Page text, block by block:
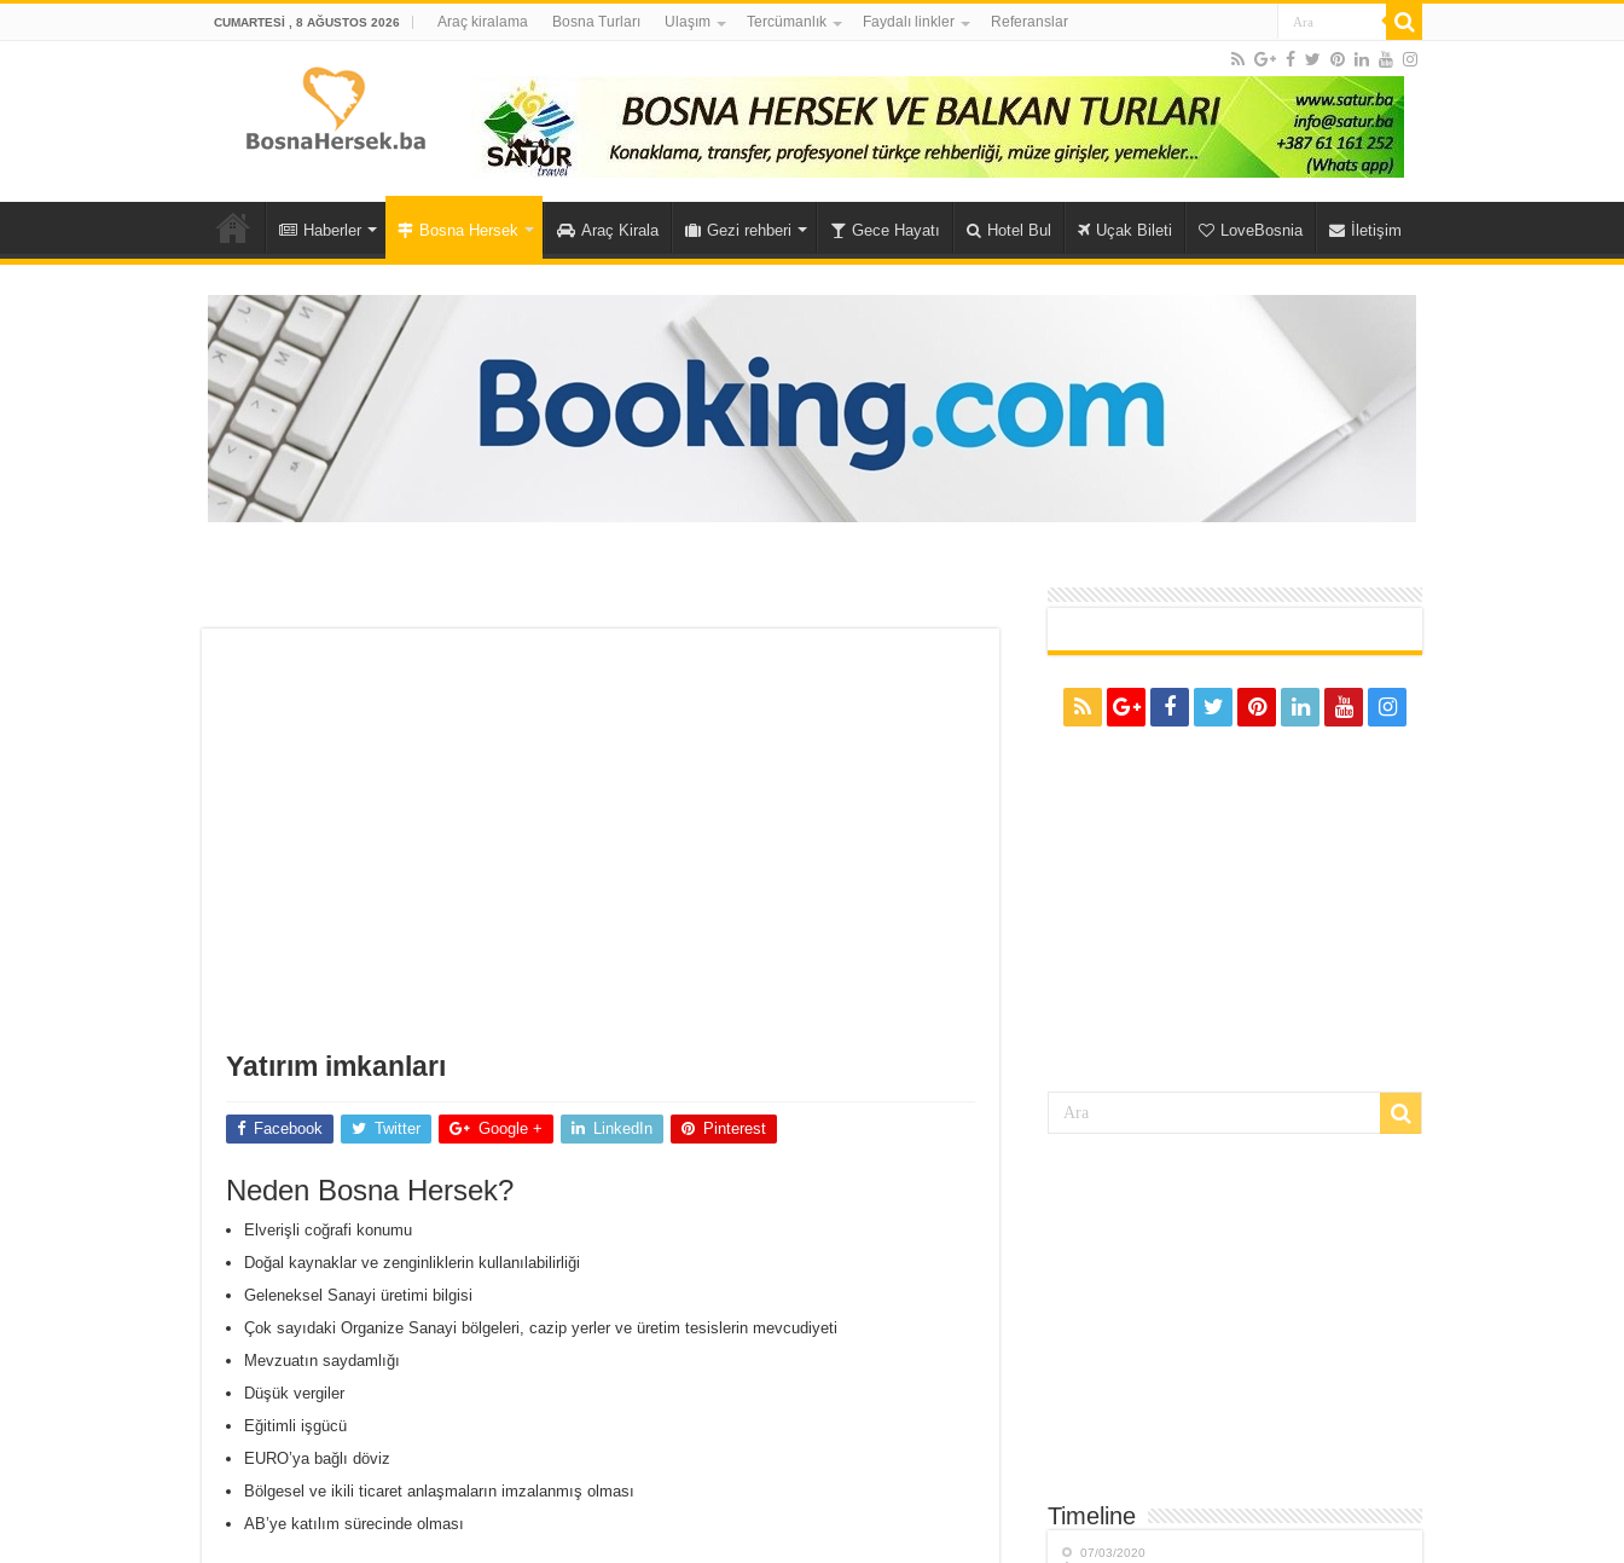
CUMARTESI , 8 AĞUSTOS 2026 Araç kiralama Bosna Turları Ulaşım Tercümanlık Faydalı linkler Referanslar
Haberler Bosna Hersek Araç Kirala Gezi rehberi Gece Hayatı Hotel Bul Uçak Bileti LoveBosnia İletişim
Yatırım imkanları
Facebook Twitter Google + LinkedIn Pinterest
Neden Bosna Hersek?
Elverişli coğrafi konumu
Doğal kaynaklar ve zenginliklerin kullanılabilirliği
Geleneksel Sanayi üretimi bilgisi
Çok sayıdaki Organize Sanayi bölgeleri, cazip yerler ve üretim tesislerin mevcudiyeti
Mevzuatın saydamlığı
Düşük vergiler
Eğitimli işgücü
EURO’ya bağlı döviz
Bölgesel ve ikili ticaret anlaşmaların imzalanmış olması
AB’ye katılım sürecinde olması
Timeline
07/03/2020